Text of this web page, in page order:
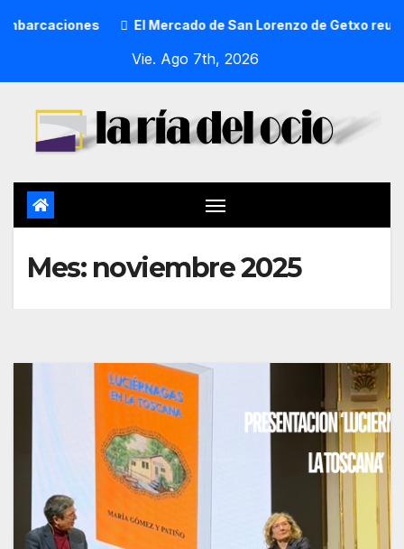
de San Lorenzo de Getxo reunirá a más de 50
Vie. Ago 7th, 2026
Mes: noviembre 2025